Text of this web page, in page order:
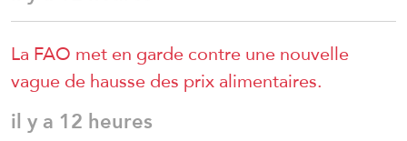
La FAO met en garde contre une nouvelle
vague de hausse des prix alimentaires.
il y a 12 heures